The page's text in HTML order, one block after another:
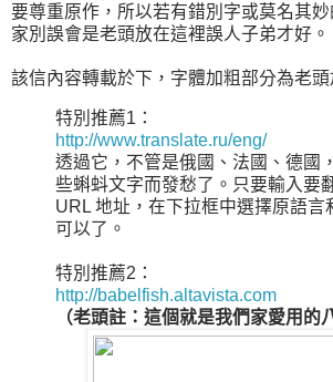
要尊重原作，所以若有錯別字或莫名其
家別誤會是老頭放在這裡誤人子弟才好。
該信內容轉載於下，字體加粗部分為老頭
特別推薦1：
http://www.translate.ru/eng/
透過它，不管是俄國、法國、德國
些蝌蚪文字而發愁了。只要輸入要
URL 地址，在下拉框中選擇原語言
可以了。
特別推薦2：
http://babelfish.altavista.com
（老頭註：這個就是我們家愛用的